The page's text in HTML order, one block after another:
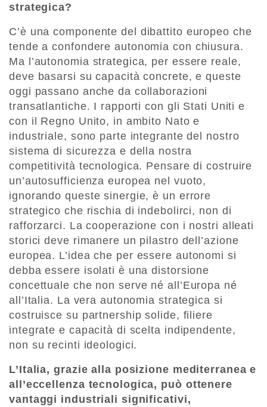
strategica?
C’è una componente del dibattito europeo che
tende a confondere autonomia con chiusura.
Ma l’autonomia strategica, per essere reale,
deve basarsi su capacità concrete, e queste
oggi passano anche da collaborazioni
transatlantiche. I rapporti con gli Stati Uniti e
con il Regno Unito, in ambito Nato e
industriale, sono parte integrante del nostro
sistema di sicurezza e della nostra
competitività tecnologica. Pensare di costruire
un’autosufficienza europea nel vuoto,
ignorando queste sinergie, è un errore
strategico che rischia di indebolirci, non di
rafforzarci. La cooperazione con i nostri alleati
storici deve rimanere un pilastro dell’azione
europea. L’idea che per essere autonomi si
debba essere isolati è una distorsione
concettuale che non serve né all’Europa né
all’Italia. La vera autonomia strategica si
costruisce su partnership solide, filiere
integrate e capacità di scelta indipendente,
non su recinti ideologici.
L’Italia, grazie alla posizione mediterranea e
all’eccellenza tecnologica, può ottenere
vantaggi industriali significativi,